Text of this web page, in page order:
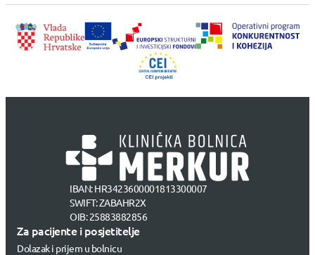
IBAN: HR3423600001813300007
SWIFT: ZABAHR2X
OIB: 25883882856
Za pacijente i posjetitelje
Dolazak i prijem u bolnicu